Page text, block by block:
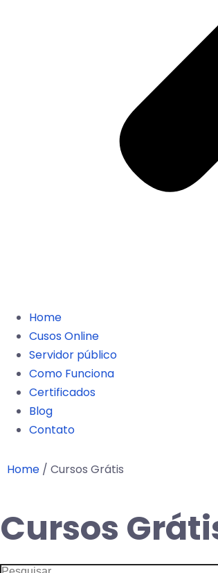
Home
Cusos Online
Servidor público
Como Funciona
Certificados
Blog
Contato
Home / Cursos Grátis
Cursos